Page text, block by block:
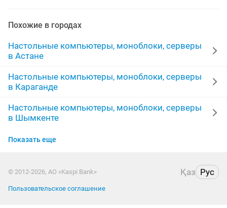
игровой пк ноутбук компьютер 8gb
ddr4 4 ядра
полный комплект компьютер месяц
gtx 1050
Похожие в городах
Настольные компьютеры, моноблоки, серверы
в Астане
Настольные компьютеры, моноблоки, серверы
в Караганде
Настольные компьютеры, моноблоки, серверы
в Шымкенте
Настольные компьютеры, моноблоки, серверы
Настольные компьютеры, моноблоки, серверы
Показать еще
© 2012-2026, АО «Kaspi Bank» Қаз Рус
Пользовательское соглашение